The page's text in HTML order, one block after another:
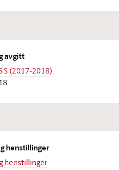
avgitt
S (2017-2018)
henstillinger
henstillinger